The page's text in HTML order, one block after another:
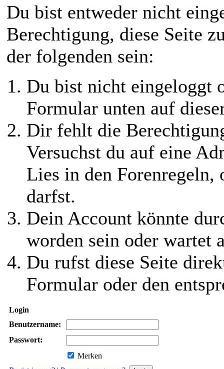
Du bist entweder nicht
Berechtigung, diese Seite
der folgenden sein:
Du bist nicht eingeloggt
Formular unten auf
Dir fehlt die
Versuchst du auf eine
Lies in den Forenregeln,
darfst.
Dein Account könnte
worden sein oder wartet
Du rufst diese Seite
Formular oder den
Login
Benutzername:
Passwort:
Merken